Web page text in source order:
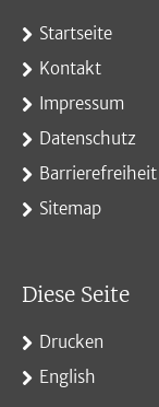
Startseite
Kontakt
Impressum
Datenschutz
Barrierefreiheit
Sitemap
Diese Seite
Drucken
English